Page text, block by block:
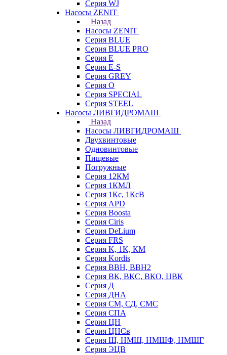
Серия WJ
Насосы ZENIT
Назад
Насосы ZENIT
Серия BLUE
Серия BLUE PRO
Серия E
Серия E-S
Серия GREY
Серия O
Серия SPECIAL
Серия STEEL
Насосы ЛИВГИДРОМАШ
Назад
Насосы ЛИВГИДРОМАШ
Двухвинтовые
Одновинтовые
Пищевые
Погружные
Серия 12КМ
Серия 1КМЛ
Серия 1Кс, 1КсВ
Серия APD
Серия Boosta
Серия Ciris
Серия DeLium
Серия FRS
Серия K, 1K, КМ
Серия Kordis
Серия ВВН, ВВН2
Серия ВК, ВКС, ВКО, ЦВК
Серия Д
Серия ДНА
Серия СМ, СД, СМС
Серия СПА
Серия ЦН
Серия ЦНСв
Серия Ш, НМШ, НМШФ, НМШГ
Серия ЭЦВ